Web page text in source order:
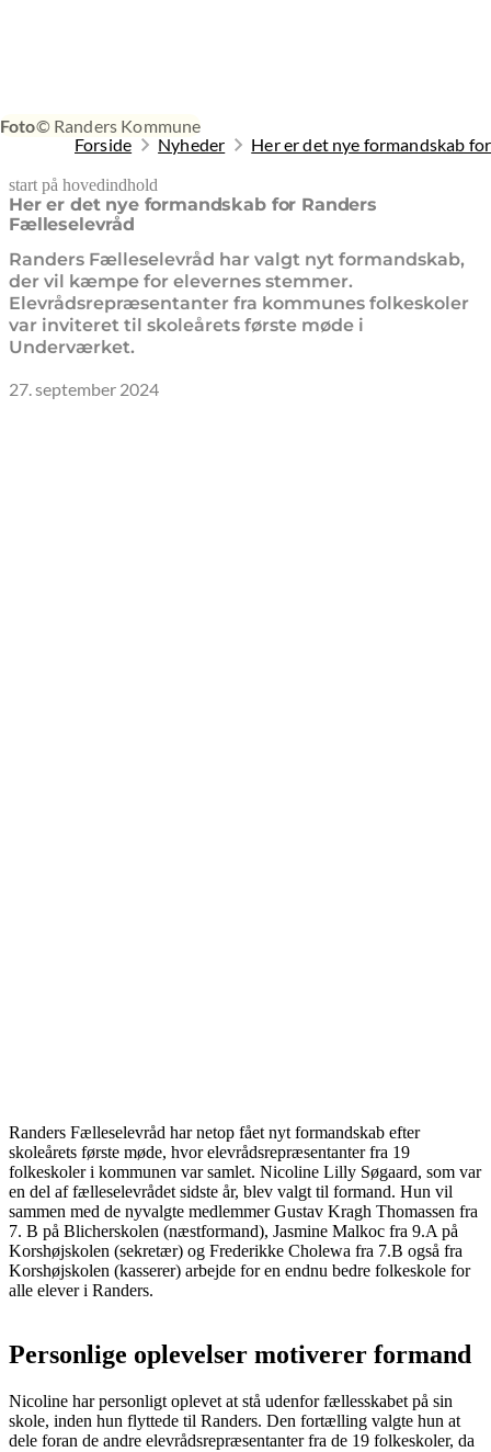
Foto© Randers Kommune
Forside
Nyheder Her er det nye formandskab
start på hovedindhold
Her er det nye formandskab for Randers
Fælleselevråd
Randers Fælleselevråd har valgt nyt formandskab,
der vil kæmpe for elevernes stemmer.
Elevrådsrepræsentanter fra kommunes folkeskoler
var inviteret til skoleårets første møde i
Underværket.
27. september 2024
senest opdateret 19. februar 2026
Randers Fælleselevråd har netop fået nyt formandskab efter
skoleårets første møde, hvor elevrådsrepræsentanter fra 19
folkeskoler i kommunen var samlet. Nicoline Lilly Søgaard, som var
en del af fælleselevrådet sidste år, blev valgt til formand. Hun vil
sammen med de nyvalgte medlemmer Gustav Kragh Thomassen fra
7. B på Blicherskolen (næstformand), Jasmine Malkoc fra 9.A på
Korshøjskolen (sekretær) og Frederikke Cholewa fra 7.B også fra
Korshøjskolen (kasserer) arbejde for en endnu bedre folkeskole for
alle elever i Randers.
Personlige oplevelser motiverer formand
Nicoline har personligt oplevet at stå udenfor fællesskabet på sin
skole, inden hun flyttede til Randers. Den fortælling valgte hun at
dele foran de andre elevrådsrepræsentanter fra de 19 folkeskoler, da